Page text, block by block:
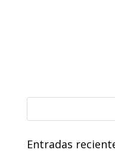
Entradas